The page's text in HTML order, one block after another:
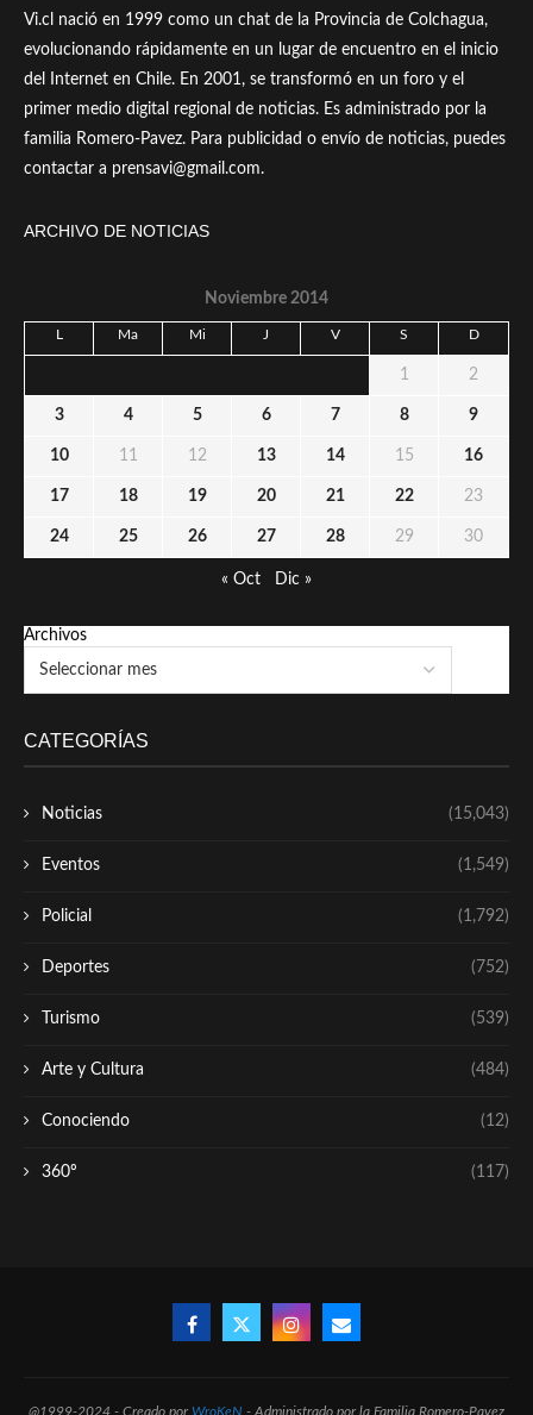
Vi.cl nació en 1999 como un chat de la Provincia de Colchagua,
evolucionando rápidamente en un lugar de encuentro en el inicio
del Internet en Chile. En 2001, se transformó en un foro y el
primer medio digital regional de noticias. Es administrado por la
familia Romero-Pavez. Para publicidad o envío de noticias, puedes
contactar a prensavi@gmail.com.
ARCHIVO DE NOTICIAS
Noviembre 2014
L Ma Mi J V S D
1 2
3 4 5 6 7 8 9
10 11 12 13 14 15 16
17 18 19 20 21 22 23
24 25 26 27 28 29 30
« Oct Dic »
Archivos
CATEGORÍAS
Noticias (15,043)
Eventos (1,549)
Policial (1,792)
Deportes (752)
Turismo (539)
Arte y Cultura (484)
Conociendo (12)
360º (117)
@1999-2024 - Creado por WroKeN - Administrado por la Familia Romero-Pavez